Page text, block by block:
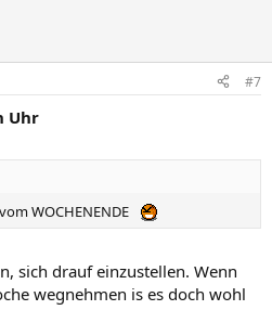
#7
Uhr
WOCHENENDE
sich drauf einzustellen. Wenn
wegnehmen is es doch wohl